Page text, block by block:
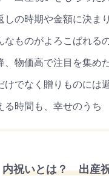
しの時期や金額に決ま
なものがよろこばれる
、物価高で注目を集め
けでなく贈りものには
る時間も、幸せのうち
内祝いとは？ 出産